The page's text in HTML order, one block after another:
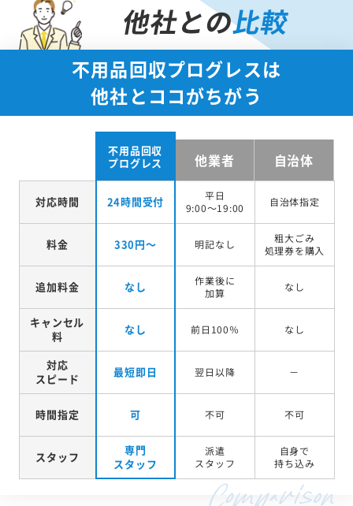
他社との比較
不用品回収プログレスは
他社とココがちがう
不用品回収
プログレス
他業者 自治体
対応時間 24時間受付
平日
9:00～19:00
自治体指定
料金 330円～ 明記なし
粗大ごみ
処理券を購入
追加料金 なし
作業後に
加算
なし
キャンセル
料
なし 前日100％ なし
対応
スピード
最短即日 翌日以降 －
時間指定 可 不可 不可
スタッフ
専門
スタッフ
派遣
スタッフ
自身で
持ち込み